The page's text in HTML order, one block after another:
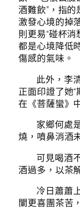
酒難飲”，指
激發心境的掉
則更易“碰杯
都是心境降低
傷感的氣味。
此外，李
正面印證了她
在《菩薩蠻》
家鄉何處
燒，噴鼻消酒
可見喝酒
酒過多，以茶
冷日蕭蕭
闌更喜團茶苦